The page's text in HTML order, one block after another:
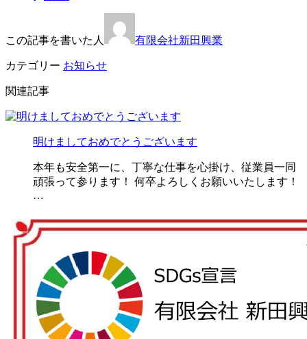
この記事を書いた人 有限会社新田興業
カテゴリー お知らせ
関連記事
明けましておめでとうございます
本年も安全第一に、丁寧な仕事を心掛け、従業員一同
頑張って参ります！ 何卒よろしくお願いいたします！
…